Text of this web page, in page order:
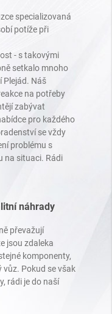
specializovaná
potíže při
- s takovými
setkalo mnoho
Plejád. Náš
na potřeby
zabývat
pro každého
se vždy
problému s
na situaci. Rádi
náhrady
převažují
jsou zdaleka
komponenty,
vůz. Pokud se však
rádi je do naší